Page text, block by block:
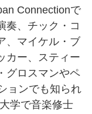
Connectionで
奏、チック・コ
、マイケル・ブ
カー、スティー
グロスマンやペ
ョンでも知られ
学で音楽修士